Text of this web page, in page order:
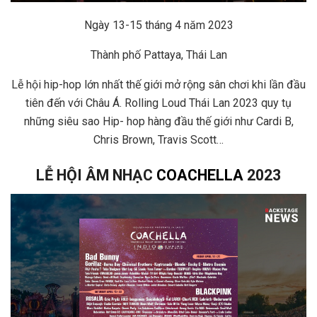
Ngày 13-15 tháng 4 năm 2023
Thành phố Pattaya, Thái Lan
Lễ hội hip-hop lớn nhất thế giới mở rộng sân chơi khi lần đầu
tiên đến với Châu Á. Rolling Loud Thái Lan 2023 quy tụ
những siêu sao Hip- hop hàng đầu thế giới như Cardi B,
Chris Brown, Travis Scott…
LỄ HỘI ÂM NHẠC COACHELLA 2023